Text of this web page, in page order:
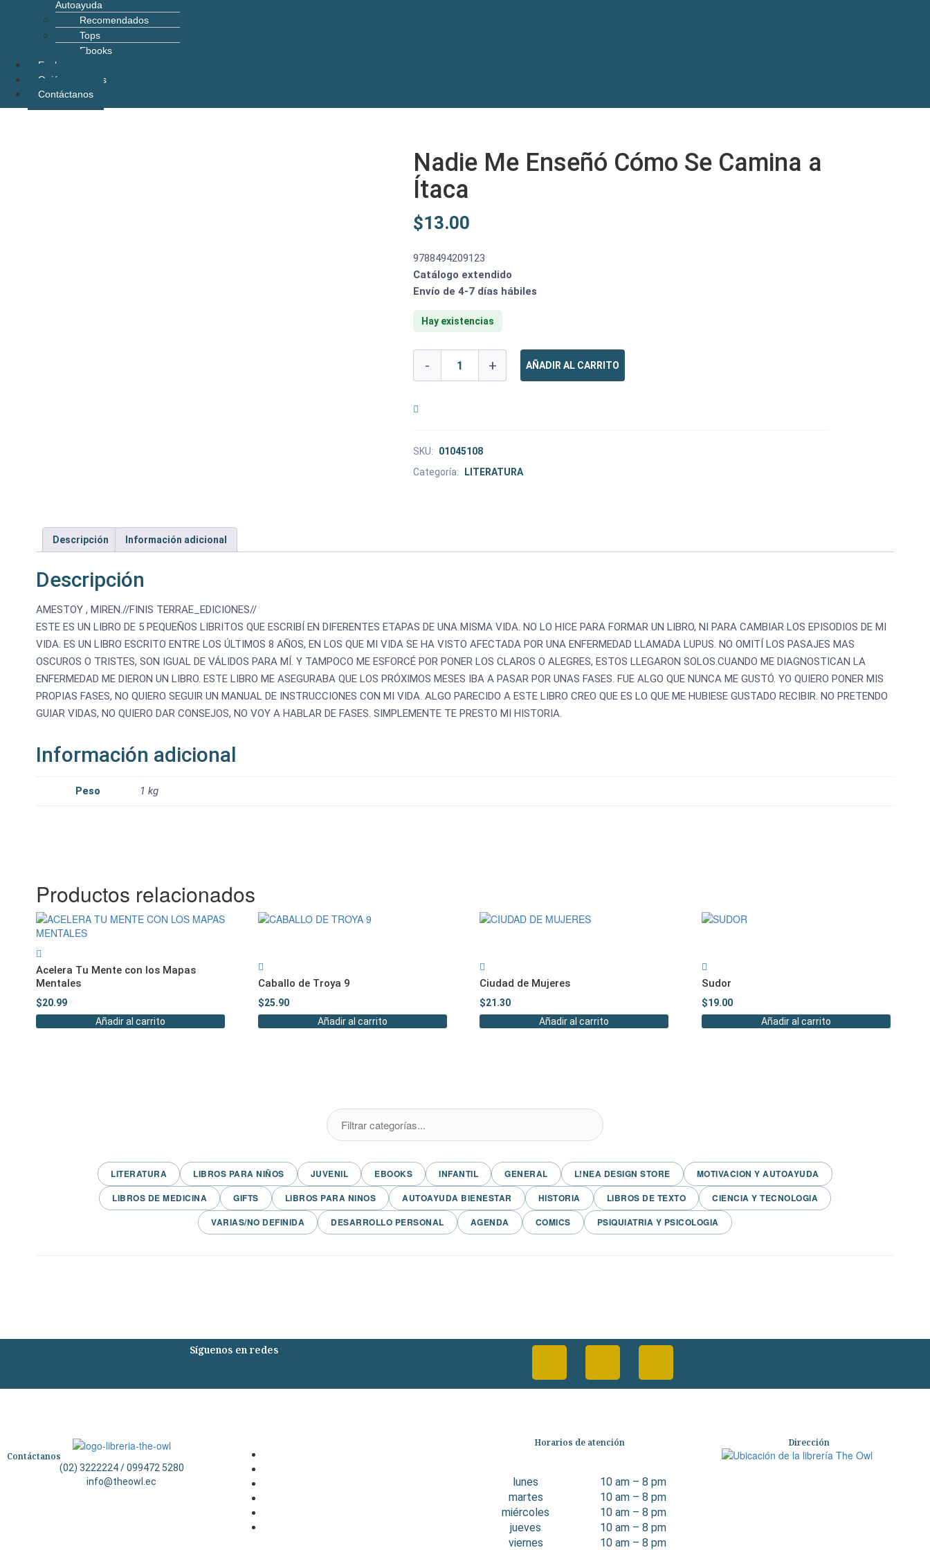
Autoayuda
Recomendados
Tops
Ebooks
Explorar
Quiénes somos
Contáctanos
Nadie Me Enseñó Cómo Se Camina a
Ítaca
$13.00
9788494209123
Catálogo extendido
Envío de 4-7 días hábiles
Hay existencias
- + AÑADIR AL CARRITO
SKU:
01045108
Categoría:
LITERATURA
Descripción Información adicional
Descripción
AMESTOY , MIREN.//FINIS TERRAE_EDICIONES//
ESTE ES UN LIBRO DE 5 PEQUEÑOS LIBRITOS QUE ESCRIBÍ EN DIFERENTES ETAPAS DE UNA MISMA VIDA. NO LO HICE PARA FORMAR UN LIBRO, NI PARA CAMBIAR LOS EPISODIOS DE MI
VIDA. ES UN LIBRO ESCRITO ENTRE LOS ÚLTIMOS 8 AÑOS, EN LOS QUE MI VIDA SE HA VISTO AFECTADA POR UNA ENFERMEDAD LLAMADA LUPUS. NO OMITÍ LOS PASAJES MAS
OSCUROS O TRISTES, SON IGUAL DE VÁLIDOS PARA MÍ. Y TAMPOCO ME ESFORCÉ POR PONER LOS CLAROS O ALEGRES, ESTOS LLEGARON SOLOS.CUANDO ME DIAGNOSTICAN LA
ENFERMEDAD ME DIERON UN LIBRO. ESTE LIBRO ME ASEGURABA QUE LOS PRÓXIMOS MESES IBA A PASAR POR UNAS FASES. FUE ALGO QUE NUNCA ME GUSTÓ. YO QUIERO PONER MIS
PROPIAS FASES, NO QUIERO SEGUIR UN MANUAL DE INSTRUCCIONES CON MI VIDA. ALGO PARECIDO A ESTE LIBRO CREO QUE ES LO QUE ME HUBIESE GUSTADO RECIBIR. NO PRETENDO
GUIAR VIDAS, NO QUIERO DAR CONSEJOS, NO VOY A HABLAR DE FASES. SIMPLEMENTE TE PRESTO MI HISTORIA.
Información adicional
Peso 1 kg
Productos relacionados
Acelera Tu Mente con los Mapas
Mentales
$20.99
Añadir al carrito
Caballo de Troya 9
$25.90
Añadir al carrito
Ciudad de Mujeres
$21.30
Añadir al carrito
Sudor
$19.00
Añadir al carrito
LITERATURA LIBROS PARA NIÑOS JUVENIL EBOOKS INFANTIL GENERAL L!NEA DESIGN STORE
MOTIVACION Y AUTOAYUDA
LIBROS DE MEDICINA
GIFTS LIBROS PARA NINOS AUTOAYUDA BIENESTAR HISTORIA LIBROS DE TEXTO
CIENCIA Y TECNOLOGIA
VARIAS/NO DEFINIDA
DESARROLLO PERSONAL AGENDA COMICS PSIQUIATRIA Y PSICOLOGIA
Síguenos en redes
Contáctanos
(02) 3222224 / 099472 5280
info@theowl.ec
Horarios de atención
lunes
10 am – 8 pm
martes
10 am – 8 pm
miércoles
10 am – 8 pm
jueves
10 am – 8 pm
viernes
10 am – 8 pm
Dirección